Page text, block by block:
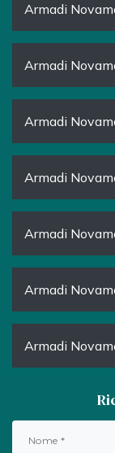
Armadi
Armadi
Armadi
Armadi
Armadi
Armadi
Armadi